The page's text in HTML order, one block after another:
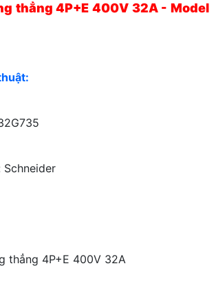
thẳng 4P+E 400V 32A - Model
Schneider
thẳng 4P+E 400V 32A